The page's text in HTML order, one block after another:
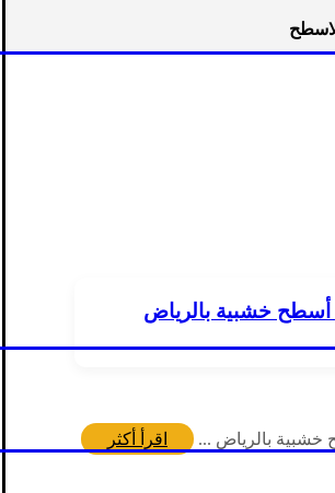
خشبية بالرياض
بالرياض ... اقرأ أكثر